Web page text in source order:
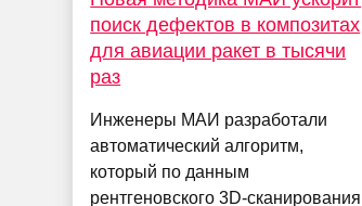
поиск дефектов в композитах
для авиации ракет в тысячи
раз
Инженеры МАИ разработали
автоматический алгоритм,
который по данным
рентгеновского 3D-сканирования